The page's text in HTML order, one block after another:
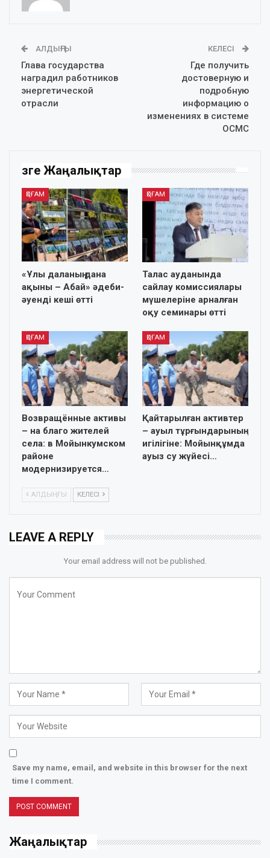
АЛДЫҢҒЫ
Глава государства
наградил работников
энергетической
отрасли
КЕЛЕСІ
Где получить
достоверную и
подробную
информацию о
изменениях в системе
ОСМС
Өзге Жаңалықтар
ҚОҒАМ
«Ұлы даланың дана
ақыны – Абай» әдеби-
әуенді кеші өтті
ҚОҒАМ
Талас ауданында
сайлау комиссиялары
мүшелеріне арналған
оқу семинары өтті
ҚОҒАМ
Возвращённые активы
– на благо жителей
села: в Мойынкумском
районе
модернизируется…
ҚОҒАМ
Қайтарылған активтер
– ауыл тұрғындарының
игілігіне: Мойынқұмда
ауыз су жүйесі…
АЛДЫҢҒЫ КЕЛЕСІ
LEAVE A REPLY
Your email address will not be published.
Save my name, email, and website in this browser for the next
time I comment.
Жаңалықтар